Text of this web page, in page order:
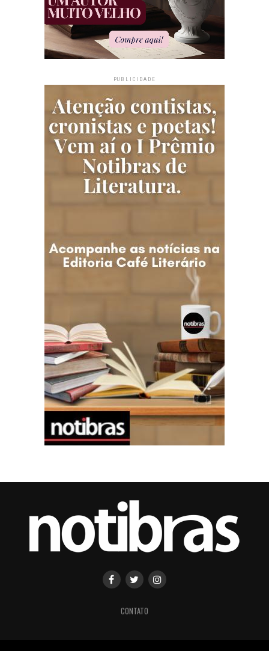
PUBLICIDADE
CONTATO